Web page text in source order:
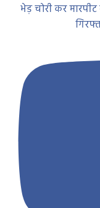
भेड़ चोरी कर